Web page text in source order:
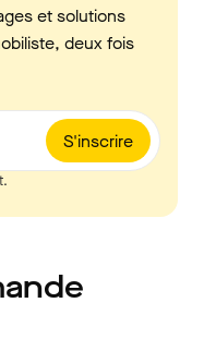
et solutions
deux fois
S'inscrire